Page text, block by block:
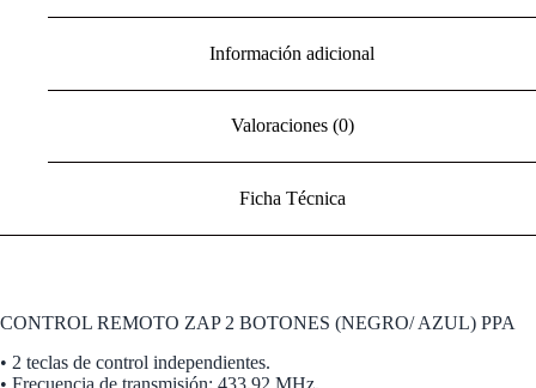
Información adicional
Valoraciones (0)
Ficha Técnica
CONTROL REMOTO ZAP 2 BOTONES (NEGRO/ AZUL) PPA
• 2 teclas de control independientes.
• Frecuencia de transmisión: 433,92 MHz.